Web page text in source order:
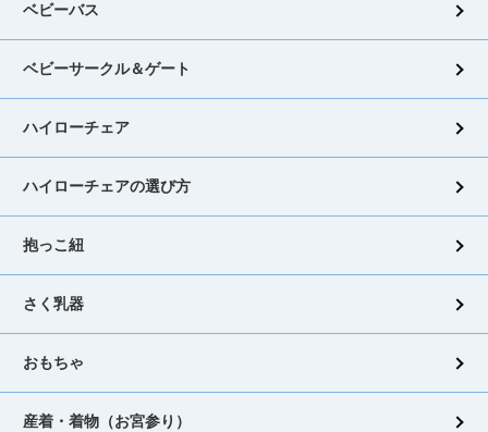
ベビーバス
ベビーサークル＆ゲート
ハイローチェア
ハイローチェアの選び方
抱っこ紐
さく乳器
おもちゃ
産着・着物（お宮参り）